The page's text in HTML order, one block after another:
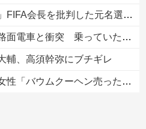
た元名選手に海外から猛反発！（海外の反応）
っていた男女3人は車を放置しダッシュで逃走中
輔、高須幹弥にブチギレ
TikTokライブしててムカついたから示談しなかった」←これ